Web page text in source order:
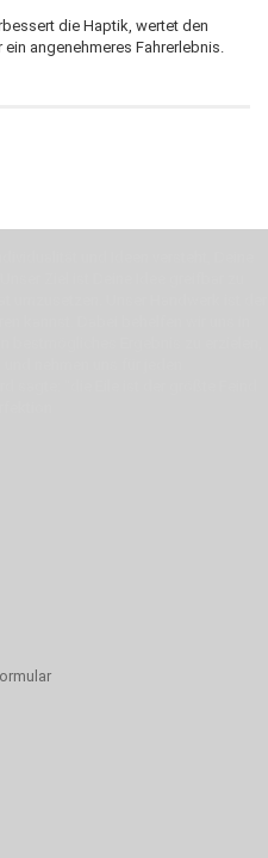
die Haptik, wertet den
angenehmeres Fahrerlebnis.